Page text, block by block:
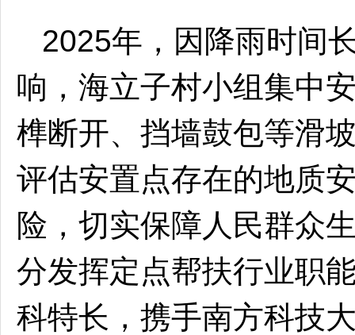
2025年，因降雨时间
响，海立子村小组集中
榫断开、挡墙鼓包等滑
评估安置点存在的地质
险，切实保障人民群众
分发挥定点帮扶行业职
科特长，携手南方科技